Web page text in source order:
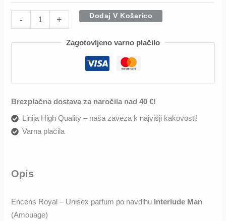
- + Dodaj V Košarico
Zagotovljeno varno plačilo
Brezplačna dostava za naročila nad 40 €!
Linija High Quality – naša zaveza k najvišji kakovosti!
Varna plačila
Opis
Encens Royal – Unisex parfum po navdihu Interlude Man
(Amouage)